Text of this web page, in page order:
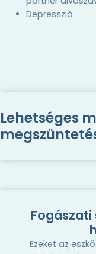
Depresszió
Lehetséges
Fogászati
Ezeket az